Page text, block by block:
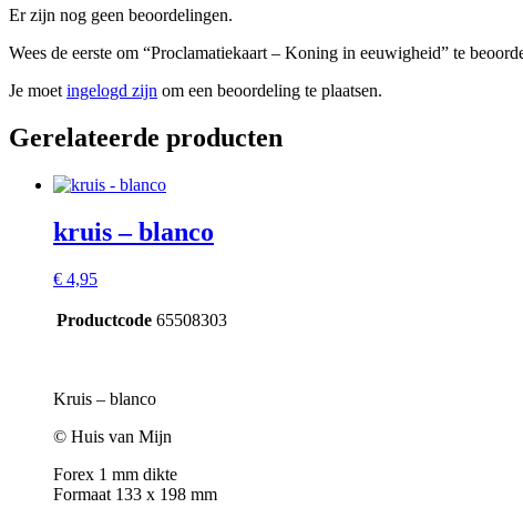
Er zijn nog geen beoordelingen.
Wees de eerste om “Proclamatiekaart – Koning in eeuwigheid” te
Je moet ingelogd zijn om een beoordeling te plaatsen.
Gerelateerde producten
kruis – blanco
€ 4,95
Productcode 65508303
Kruis – blanco
© Huis van Mijn
Forex 1 mm dikte
Formaat 133 x 198 mm